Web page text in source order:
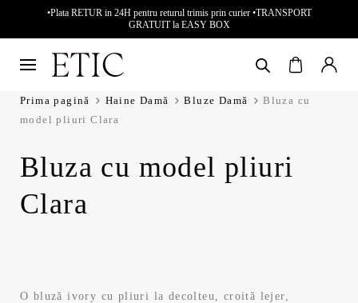
•Plata RETUR in 24H pentru returul trimis prin curier •TRANSPORT
GRATUIT la EASY BOX
Prima pagină Haine Damă Bluze Damă
Bluza cu
model pliuri Clara
Bluza cu model pliuri
Clara
O bluză ivory cu pliuri la decolteu, croită lejer,